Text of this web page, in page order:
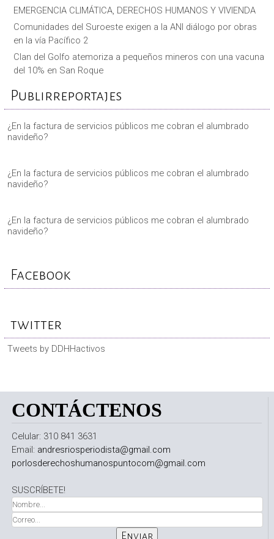
EMERGENCIA CLIMÁTICA, DERECHOS HUMANOS Y VIVIENDA
Comunidades del Suroeste exigen a la ANI diálogo por obras
en la vía Pacífico 2
Clan del Golfo atemoriza a pequeños mineros con una vacuna
del 10% en San Roque
Publirreportajes
¿En la factura de servicios públicos me cobran el alumbrado
navideño?
¿En la factura de servicios públicos me cobran el alumbrado
navideño?
¿En la factura de servicios públicos me cobran el alumbrado
navideño?
Facebook
twitter
Tweets by DDHHactivos
CONTÁCTENOS
Celular: 310 841 3631
Email: andresriosperiodista@gmail.com
porlosderechoshumanospuntocom@gmail.com
SUSCRÍBETE!